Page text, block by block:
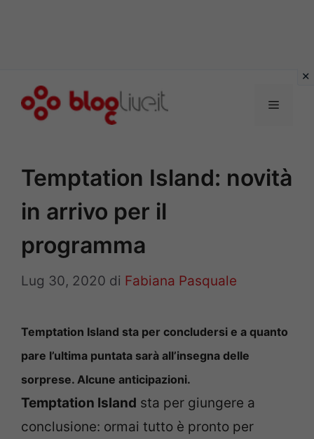
Menu
Temptation Island: novità
in arrivo per il
programma
Lug 30, 2020 di Fabiana Pasquale
Temptation Island sta per concludersi e a quanto
pare l’ultima puntata sarà all’insegna delle
sorprese. Alcune anticipazioni.
Temptation Island sta per giungere a
conclusione: ormai tutto è pronto per